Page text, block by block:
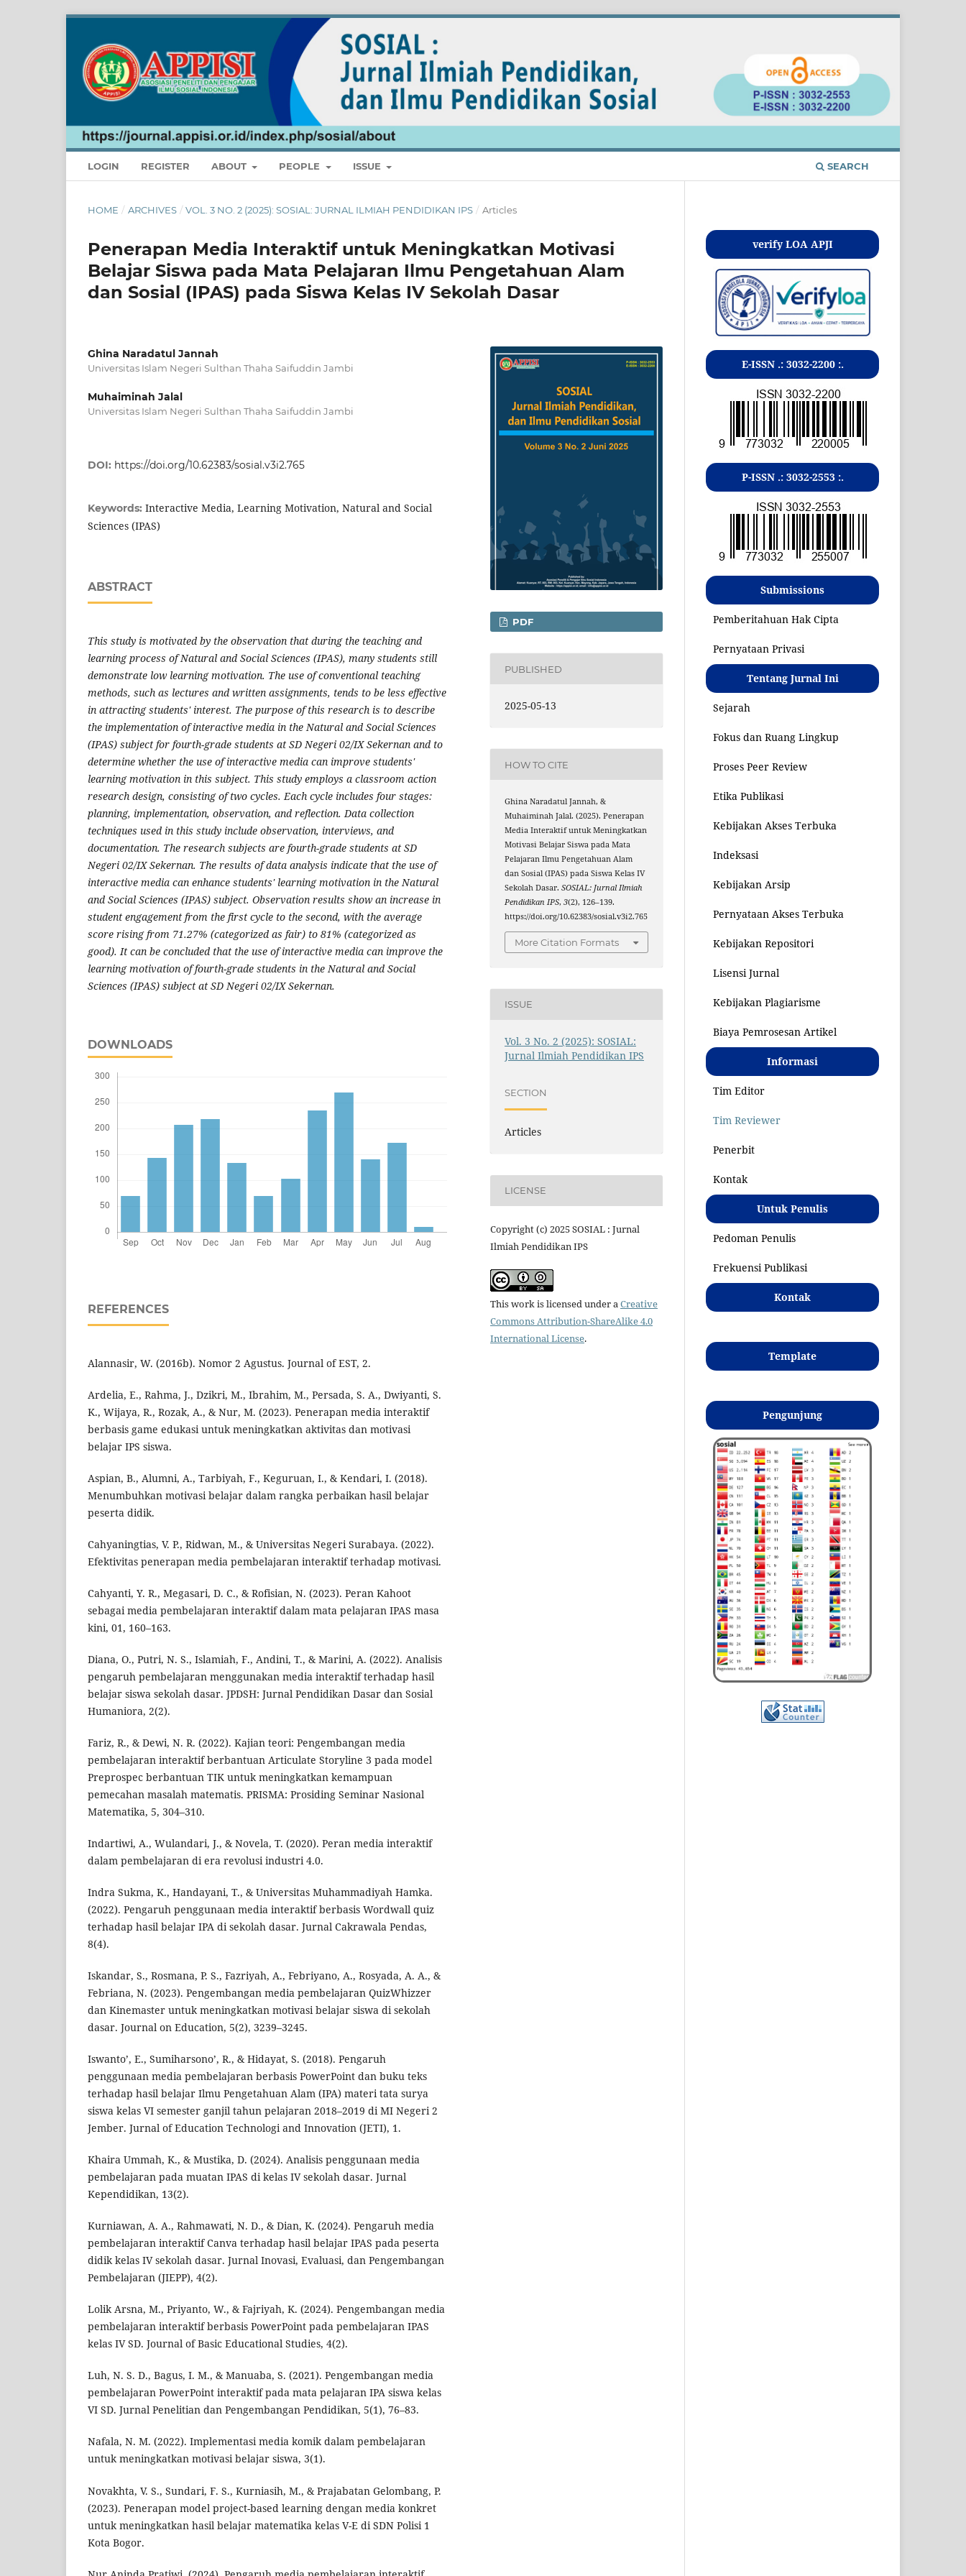
LOGIN REGISTER ABOUT PEOPLE ISSUE SEARCH
HOME / ARCHIVES / VOL. 3 NO. 2 (2025): SOSIAL: JURNAL ILMIAH PENDIDIKAN IPS / Articles
Penerapan Media Interaktif untuk Meningkatkan Motivasi
Belajar Siswa pada Mata Pelajaran Ilmu Pengetahuan Alam
dan Sosial (IPAS) pada Siswa Kelas IV Sekolah Dasar
Ghina Naradatul Jannah
Universitas Islam Negeri Sulthan Thaha Saifuddin Jambi
Muhaiminah Jalal
Universitas Islam Negeri Sulthan Thaha Saifuddin Jambi
DOI: https://doi.org/10.62383/sosial.v3i2.765
Keywords: Interactive Media, Learning Motivation, Natural and Social
Sciences (IPAS)
ABSTRACT
This study is motivated by the observation that during the teaching and
learning process of Natural and Social Sciences (IPAS), many students still
demonstrate low learning motivation. The use of conventional teaching
methods, such as lectures and written assignments, tends to be less effective
in attracting students' interest. The purpose of this research is to describe
the implementation of interactive media in the Natural and Social Sciences
(IPAS) subject for fourth-grade students at SD Negeri 02/IX Sekernan and to
determine whether the use of interactive media can improve students'
learning motivation in this subject. This study employs a classroom action
research design, consisting of two cycles. Each cycle includes four stages:
planning, implementation, observation, and reflection. Data collection
techniques used in this study include observation, interviews, and
documentation. The research subjects are fourth-grade students at SD
Negeri 02/IX Sekernan. The results of data analysis indicate that the use of
interactive media can enhance students' learning motivation in the Natural
and Social Sciences (IPAS) subject. Observation results show an increase in
student engagement from the first cycle to the second, with the average
score rising from 71.27% (categorized as fair) to 81% (categorized as
good). It can be concluded that the use of interactive media can improve the
learning motivation of fourth-grade students in the Natural and Social
Sciences (IPAS) subject at SD Negeri 02/IX Sekernan.
DOWNLOADS
REFERENCES
Alannasir, W. (2016b). Nomor 2 Agustus. Journal of EST, 2.
Ardelia, E., Rahma, J., Dzikri, M., Ibrahim, M., Persada, S. A., Dwiyanti, S.
K., Wijaya, R., Rozak, A., & Nur, M. (2023). Penerapan media interaktif
berbasis game edukasi untuk meningkatkan aktivitas dan motivasi
belajar IPS siswa.
Aspian, B., Alumni, A., Tarbiyah, F., Keguruan, I., & Kendari, I. (2018).
Menumbuhkan motivasi belajar dalam rangka perbaikan hasil belajar
peserta didik.
Cahyaningtias, V. P., Ridwan, M., & Universitas Negeri Surabaya. (2022).
Efektivitas penerapan media pembelajaran interaktif terhadap motivasi.
Cahyanti, Y. R., Megasari, D. C., & Rofisian, N. (2023). Peran Kahoot
sebagai media pembelajaran interaktif dalam mata pelajaran IPAS masa
kini, 01, 160–163.
Diana, O., Putri, N. S., Islamiah, F., Andini, T., & Marini, A. (2022). Analisis
pengaruh pembelajaran menggunakan media interaktif terhadap hasil
belajar siswa sekolah dasar. JPDSH: Jurnal Pendidikan Dasar dan Sosial
Humaniora, 2(2).
Fariz, R., & Dewi, N. R. (2022). Kajian teori: Pengembangan media
pembelajaran interaktif berbantuan Articulate Storyline 3 pada model
Preprospec berbantuan TIK untuk meningkatkan kemampuan
pemecahan masalah matematis. PRISMA: Prosiding Seminar Nasional
Matematika, 5, 304–310.
Indartiwi, A., Wulandari, J., & Novela, T. (2020). Peran media interaktif
dalam pembelajaran di era revolusi industri 4.0.
Indra Sukma, K., Handayani, T., & Universitas Muhammadiyah Hamka.
(2022). Pengaruh penggunaan media interaktif berbasis Wordwall quiz
terhadap hasil belajar IPA di sekolah dasar. Jurnal Cakrawala Pendas,
8(4).
Iskandar, S., Rosmana, P. S., Fazriyah, A., Febriyano, A., Rosyada, A. A., &
Febriana, N. (2023). Pengembangan media pembelajaran QuizWhizzer
dan Kinemaster untuk meningkatkan motivasi belajar siswa di sekolah
dasar. Journal on Education, 5(2), 3239–3245.
Iswanto’, E., Sumiharsono’, R., & Hidayat, S. (2018). Pengaruh
penggunaan media pembelajaran berbasis PowerPoint dan buku teks
terhadap hasil belajar Ilmu Pengetahuan Alam (IPA) materi tata surya
siswa kelas VI semester ganjil tahun pelajaran 2018–2019 di MI Negeri 2
Jember. Jurnal of Education Technologi and Innovation (JETI), 1.
Khaira Ummah, K., & Mustika, D. (2024). Analisis penggunaan media
pembelajaran pada muatan IPAS di kelas IV sekolah dasar. Jurnal
Kependidikan, 13(2).
Kurniawan, A. A., Rahmawati, N. D., & Dian, K. (2024). Pengaruh media
pembelajaran interaktif Canva terhadap hasil belajar IPAS pada peserta
didik kelas IV sekolah dasar. Jurnal Inovasi, Evaluasi, dan Pengembangan
Pembelajaran (JIEPP), 4(2).
Lolik Arsna, M., Priyanto, W., & Fajriyah, K. (2024). Pengembangan media
pembelajaran interaktif berbasis PowerPoint pada pembelajaran IPAS
kelas IV SD. Journal of Basic Educational Studies, 4(2).
Luh, N. S. D., Bagus, I. M., & Manuaba, S. (2021). Pengembangan media
pembelajaran PowerPoint interaktif pada mata pelajaran IPA siswa kelas
VI SD. Jurnal Penelitian dan Pengembangan Pendidikan, 5(1), 76–83.
Nafala, N. M. (2022). Implementasi media komik dalam pembelajaran
untuk meningkatkan motivasi belajar siswa, 3(1).
Novakhta, V. S., Sundari, F. S., Kurniasih, M., & Prajabatan Gelombang, P.
(2023). Penerapan model project-based learning dengan media konkret
untuk meningkatkan hasil belajar matematika kelas V-E di SDN Polisi 1
Kota Bogor.
PDF
PUBLISHED
2025-05-13
HOW TO CITE
Ghina Naradatul Jannah, &
Muhaiminah Jalal. (2025). Penerapan
Media Interaktif untuk Meningkatkan
Motivasi Belajar Siswa pada Mata
Pelajaran Ilmu Pengetahuan Alam
dan Sosial (IPAS) pada Siswa Kelas IV
Sekolah Dasar.SOSIAL: Jurnal Ilmiah
Pendidikan IPS,3(2), 126–139.
https://doi.org/10.62383/sosial.v3i2.765
More Citation Formats
ISSUE
Vol. 3 No. 2 (2025): SOSIAL:
Jurnal Ilmiah Pendidikan IPS
SECTION
Articles
LICENSE
Copyright (c) 2025 SOSIAL : Jurnal
Ilmiah Pendidikan IPS
This work is licensed under aCreative
Commons Attribution-ShareAlike 4.0
International License.
verify LOA APJI
E-ISSN .: 3032-2200:.
P-ISSN .: 3032-2553:.
Submissions
Pemberitahuan Hak Cipta
Pernyataan Privasi
Tentang Jurnal Ini
Sejarah
Fokus dan Ruang Lingkup
Proses Peer Review
Etika Publikasi
Kebijakan Akses Terbuka
Indeksasi
Kebijakan Arsip
Pernyataan Akses Terbuka
Kebijakan Repositori
Lisensi Jurnal
Kebijakan Plagiarisme
Biaya Pemrosesan Artikel
Informasi
Tim Editor
Tim Reviewer
Penerbit
Kontak
Untuk Penulis
Pedoman Penulis
Frekuensi Publikasi
Kontak
Template
Pengunjung